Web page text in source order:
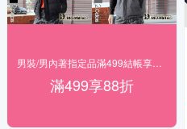
滿499享88折